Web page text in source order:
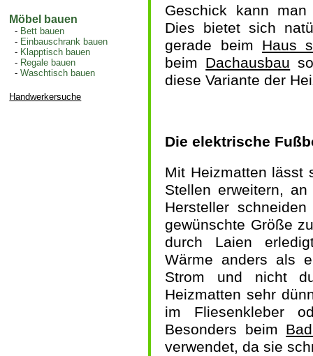
Möbel bauen
- Bett bauen
- Einbauschrank bauen
- Klapptisch bauen
- Regale bauen
-Waschtisch bauen
Handwerkersuche
Geschick kann
Dies bietet sich
gerade beim Haus
beim Dachausbau
diese Variante der
Die elektrische
Mit Heizmatten lässt
Stellen erweitern,
Hersteller
gewünschte Größe
durch Laien
Wärme anders als
Strom und nicht
Heizmatten sehr
im Fliesenkleber
Besonders beim
verwendet, da sie